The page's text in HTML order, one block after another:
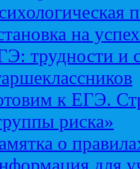
на успех
трудности и
к ЕГЭ.
риска»
о